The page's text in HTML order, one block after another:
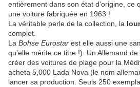
entièrement dans son état d’origine, ce
une voiture fabriquée en 1963 !
La véritable perle de la collection, la
complet.
La Bohse Eurostar est elle aussi une
qu’elle mérite ce titre !). Un Allemand
créer des voitures de plage pour la
acheta 5,000 Lada Nova (le nom
lancer sa production. Seuls 250